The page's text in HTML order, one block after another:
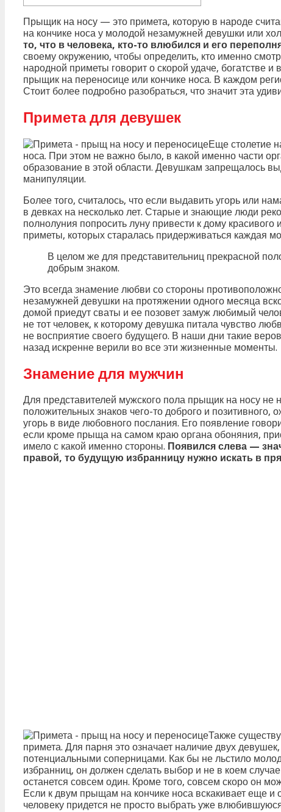
Прыщик на носу — это примета, которую в народе
на кончике носа у молодой незамужней девушки или
то, что в человека, кто-то влюбился и его
своему окружению, чтобы определить, кто именно
народной приметы говорит о скорой удаче, богатстве
прыщик на переносице или кончике носа. В каждом
Стоит более подробно разобраться, что значит эта
Примета для девушек
Еще столетие
носа. При этом не важно было, в какой именно части
образование в этой области. Девушкам запрещалось
манипуляции.
Более того, считалось, что если выдавить угорь или
в девках на несколько лет. Старые и знающие люди
полнолуния попросить луну привести к дому
приметы, которых старалась придерживаться каждая
В целом же для представительниц прекрасной
добрым знаком.
Это всегда знамение любви со стороны
незамужней девушки на протяжении одного месяца
домой приедут сваты и ее позовет замуж любимый
не тот человек, к которому девушка питала чувство
не восприятие своего будущего. В наши дни такие
назад искренне верили во все эти жизненные моменты.
Знамение для мужчин
Для представителей мужского пола прыщик на носу не
положительных знаков чего-то доброго и
угорь в виде любовного послания. Его появление
если кроме прыща на самом краю органа обоняния,
имело с какой именно стороны. Появился слева —
правой, то будущую избранницу нужно искать в
Также
примета. Для парня это означает наличие двух
потенциальными соперницами. Как бы не льстило
избранниц, он должен сделать выбор и не в коем
останется совсем один. Кроме того, совсем скоро он
Если к двум прыщам на кончике носа вскакивает еще и
человеку придется не просто выбрать уже